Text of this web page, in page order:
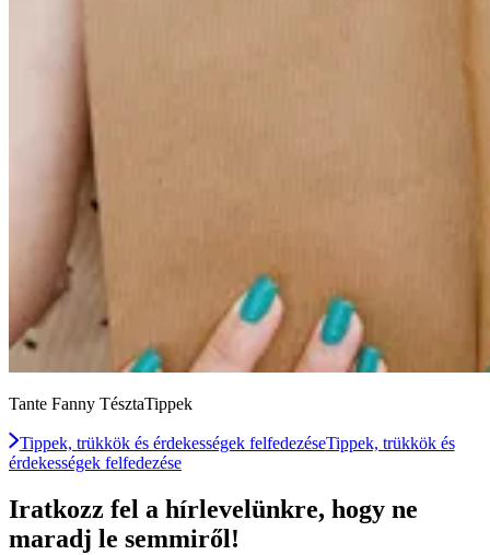
Tante Fanny TésztaTippek
Tippek, trükkök és érdekességek felfedezéseTippek, trükkök és
érdekességek felfedezése
Iratkozz fel a hírlevelünkre, hogy ne
maradj le semmiről!